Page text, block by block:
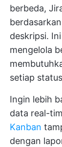
berbeda,
deskripsi.
mengelola
setiap
Ingin lebih
data real-
Kanban
dengan